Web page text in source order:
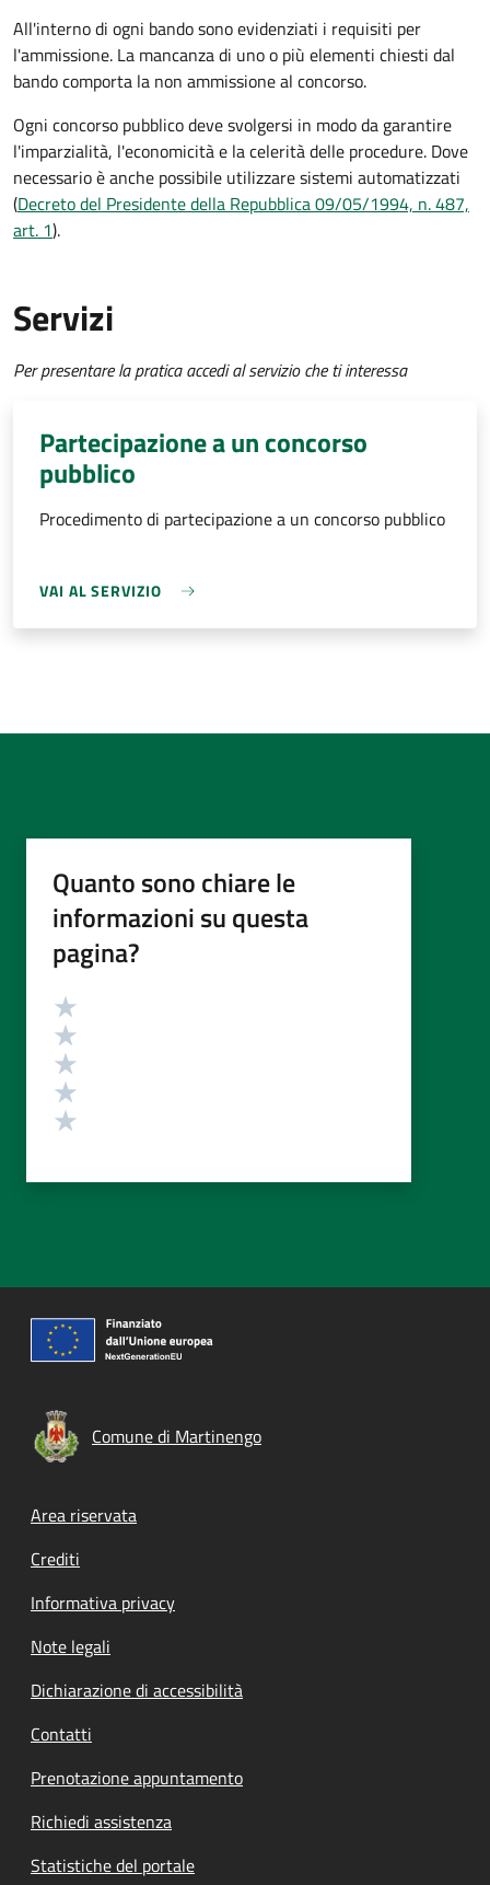
All'interno di ogni bando sono evidenziati i requisiti per
l'ammissione. La mancanza di uno o più elementi chiesti dal
bando comporta la non ammissione al concorso.
Ogni concorso pubblico deve svolgersi in modo da garantire
l'imparzialità, l'economicità e la celerità delle procedure. Dove
necessario è anche possibile utilizzare sistemi automatizzati
(Decreto del Presidente della Repubblica 09/05/1994, n. 487,
art. 1).
Servizi
Per presentare la pratica accedi al servizio che ti interessa
Partecipazione a un concorso
pubblico
Procedimento di partecipazione a un concorso pubblico
VAI AL SERVIZIO
Quanto sono chiare le
informazioni su questa
pagina?
Valutazione
Comune di Martinengo
Footer menu
Area riservata
Crediti
Informativa privacy
Note legali
Dichiarazione di accessibilità
Contatti
Prenotazione appuntamento
Richiedi assistenza
Statistiche del portale